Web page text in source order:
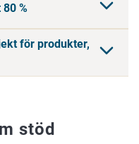
%
för produkter,
stöd